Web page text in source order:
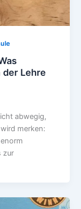
Lehre
abwegig,
merken:
zur